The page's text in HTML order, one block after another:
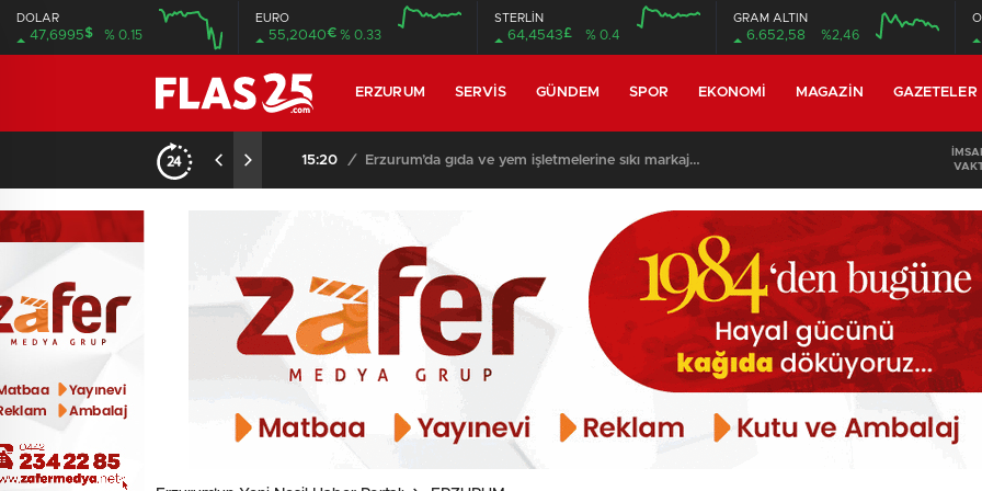
DOLAR
47,6995$ % 0.15
EURO
55,2040€ % 0.33
STERLİN
64,4543£ % 0.4
GRAM ALTIN
6.652,58 %2,46
ERZURUM SERVIS GÜNDEM SPOR EKONOMI MAGAZIN GAZETELER
15:20 / Erzurum’da gıda ve yem işletmelerine sıkı markaj…